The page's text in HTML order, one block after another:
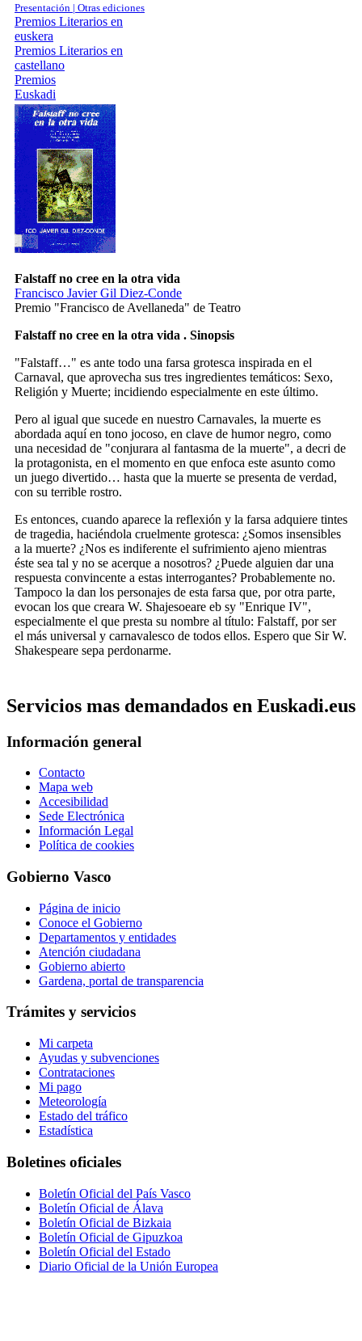
Presentación | Otras ediciones
Premios Literarios en
euskera
Premios Literarios en
castellano
Premios
Euskadi
Falstaff no cree en la otra vida
Francisco Javier Gil Diez-Conde
Premio "Francisco de Avellaneda" de Teatro
Falstaff no cree en la otra vida . Sinopsis
"Falstaff…" es ante todo una farsa grotesca inspirada en el
Carnaval, que aprovecha sus tres ingredientes temáticos: Sexo,
Religión y Muerte; incidiendo especialmente en este último.
Pero al igual que sucede en nuestro Carnavales, la muerte es
abordada aquí en tono jocoso, en clave de humor negro, como
una necesidad de "conjurara al fantasma de la muerte", a decri de
la protagonista, en el momento en que enfoca este asunto como
un juego divertido… hasta que la muerte se presenta de verdad,
con su terrible rostro.
Es entonces, cuando aparece la reflexión y la farsa adquiere tintes
de tragedia, haciéndola cruelmente grotesca: ¿Somos insensibles
a la muerte? ¿Nos es indiferente el sufrimiento ajeno mientras
éste sea tal y no se acerque a nosotros? ¿Puede alguien dar una
respuesta convincente a estas interrogantes? Probablemente no.
Tampoco la dan los personajes de esta farsa que, por otra parte,
evocan los que creara W. Shajesoeare eb sy "Enrique IV",
especialmente el que presta su nombre al título: Falstaff, por ser
el más universal y carnavalesco de todos ellos. Espero que Sir W.
Shakespeare sepa perdonarme.
Servicios mas demandados en Euskadi.eus
Información general
Contacto
Mapa web
Accesibilidad
Sede Electrónica
Información Legal
Política de cookies
Gobierno Vasco
Página de inicio
Conoce el Gobierno
Departamentos y entidades
Atención ciudadana
Gobierno abierto
Gardena, portal de transparencia
Trámites y servicios
Mi carpeta
Ayudas y subvenciones
Contrataciones
Mi pago
Meteorología
Estado del tráfico
Estadística
Boletines oficiales
Boletín Oficial del País Vasco
Boletín Oficial de Álava
Boletín Oficial de Bizkaia
Boletín Oficial de Gipuzkoa
Boletín Oficial del Estado
Diario Oficial de la Unión Europea